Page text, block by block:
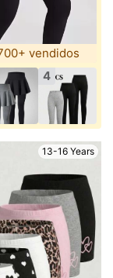
vendidos
4
13-16 Years